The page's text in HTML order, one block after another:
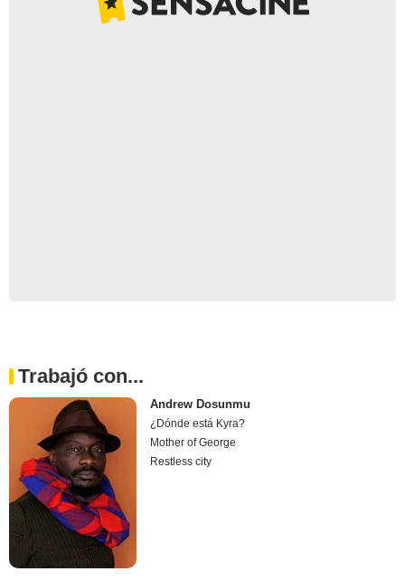
Trabajó con...
Andrew Dosunmu
¿Dónde está Kyra?
Mother of George
Restless city